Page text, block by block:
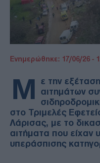
Ενημερώθηκε: 17/06/26 -
Μ
ε την
αιτημάτων
στο Τριμελές
Λάρισας, με το
αιτήματα που είχαν
υπεράσπισης